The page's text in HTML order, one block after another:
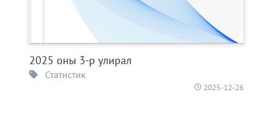
2025 оны 3-р улирал
Статистик
2025-12-26